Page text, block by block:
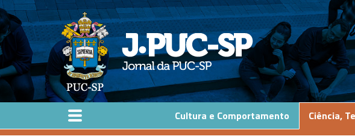
Pular para o conteúdo principal
Cultura e Comportamento Ciência,